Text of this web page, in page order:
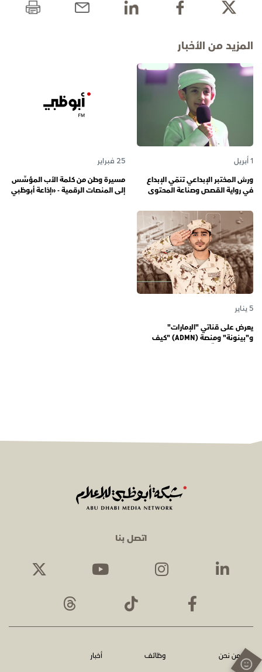
المزيد من الأخبار
1 أبريل
ورش المختبر الإبداعي تنمّي الإبداع
في رواية القصص وصناعة المحتوى
الصغار
25 فبراير
مسيرة وطن من كلمة الأب المؤسِّس
إلى المنصات الرقمية - «إذاعة أبوظبي
5 يناير
يعرض على قناتي "الإمارات"
و"بينونة" ومنصة (ADMN) "كيف
اتصل بنا
من نحن وظائف أخبار